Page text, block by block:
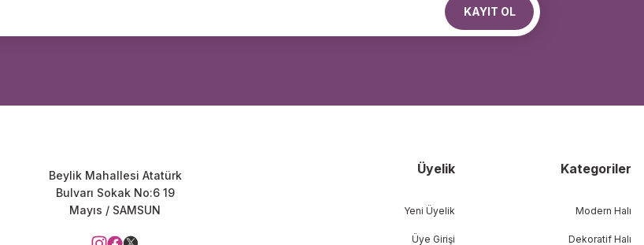
KAYIT OL
Beylik Mahallesi Atatürk
Bulvarı Sokak No:6 19
Mayıs / SAMSUN
Üyelik
Yeni Üyelik
Üye Girişi
Kategoriler
Modern Halı
Dekoratif Halı